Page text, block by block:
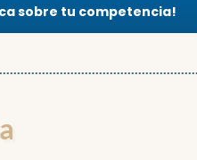
sobre tu competencia!